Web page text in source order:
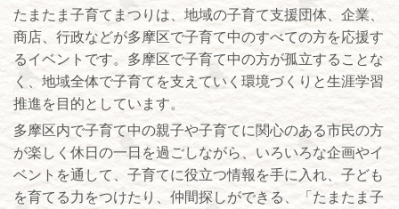
たまたま子育てまつりは、地域の子育て支援団体、企業、
商店、行政などが多摩区で子育て中のすべての方を応援す
るイベントです。多摩区で子育て中の方が孤立することな
く、地域全体で子育てを支えていく環境づくりと生涯学習
推進を目的としています。
多摩区内で子育て中の親子や子育てに関心のある市民の方
が楽しく休日の一日を過ごしながら、いろいろな企画やイ
ベントを通して、子育てに役立つ情報を手に入れ、子ども
を育てる力をつけたり、仲間探しができる、「たまたま子